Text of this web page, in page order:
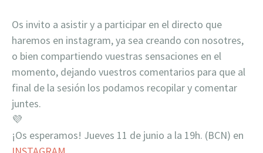
Os invito a asistir y a participar en el directo que
haremos en instagram, ya sea creando con nosotres,
o bien compartiendo vuestras sensaciones en el
momento, dejando vuestros comentarios para que al
final de la sesión los podamos recopilar y comentar
juntes.
💜
¡Os esperamos! Jueves 11 de junio a la 19h. (BCN) en